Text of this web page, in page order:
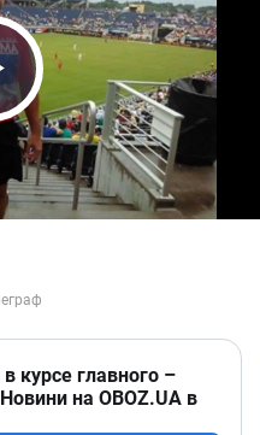
Video
курсе главного –
на OBOZ.UA в